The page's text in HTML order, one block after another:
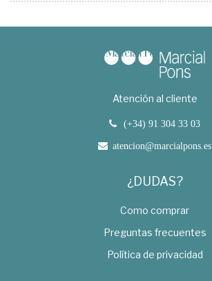
Atención al cliente
(+34) 91 304 33 03
atencion@marcialpons.es
¿DUDAS?
Como comprar
Preguntas frecuentes
Política de privacidad